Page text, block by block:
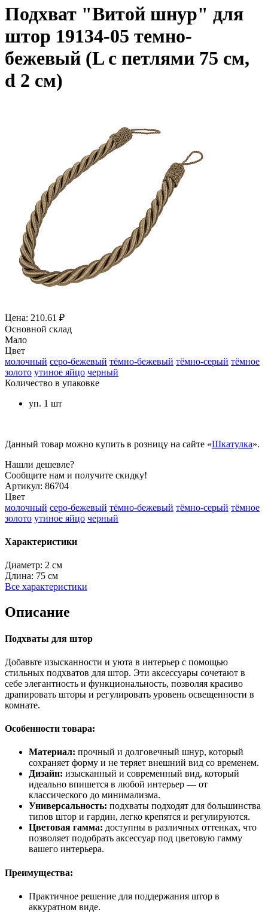
Подхват "Витой шнур" для
штор 19134-05 темно-
бежевый (L с петлями 75 см,
d 2 см)
Цена: 210.61 ₽
Основной склад
Мало
Цвет
молочный серо-бежевый тёмно-бежевый тёмно-серый тёмное
золото утиное яйцо черный
Количество в упаковке
уп. 1 шт
Данный товар можно купить в розницу на сайте «Шкатулка».
Нашли дешевле?
Сообщите нам и получите скидку!
Артикул: 86704
Цвет
молочный серо-бежевый тёмно-бежевый тёмно-серый тёмное
золото утиное яйцо черный
Характеристики
Диаметр: 2 см
Длина: 75 см
Все характеристики
Описание
Подхваты для штор
Добавьте изысканности и уюта в интерьер с помощью
стильных подхватов для штор. Эти аксессуары сочетают в
себе элегантность и функциональность, позволяя красиво
драпировать шторы и регулировать уровень освещенности в
комнате.
Особенности товара:
Материал: прочный и долговечный шнур, который
сохраняет форму и не теряет внешний вид со временем.
Дизайн: изысканный и современный вид, который
идеально впишется в любой интерьер — от
классического до минимализма.
Универсальность: подхваты подходят для большинства
типов штор и гардин, легко крепятся и регулируются.
Цветовая гамма: доступны в различных оттенках, что
позволяет подобрать аксессуар под цветовую гамму
вашего интерьера.
Преимущества:
Практичное решение для поддержания штор в
аккуратном виде.